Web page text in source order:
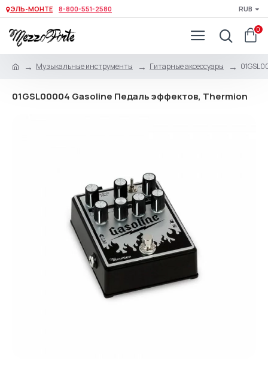
ЭЛЬ-МОНТЕ 8-800-551-2580 RUB
0
Музыкальные инструменты Гитарные аксессуары
01GSL00004 Gasoline Педаль эффектов, Thermion